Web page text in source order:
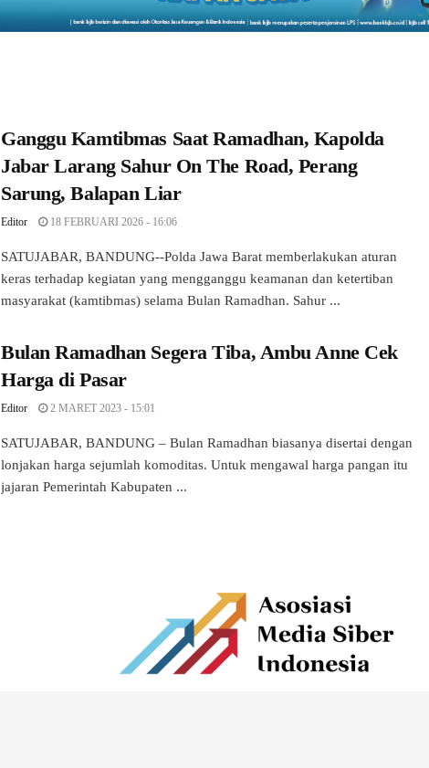
Ganggu Kamtibmas Saat Ramadhan, Kapolda
Jabar Larang Sahur On The Road, Perang
Sarung, Balapan Liar
Editor 18 FEBRUARI 2026 - 16:06
SATUJABAR, BANDUNG--Polda Jawa Barat memberlakukan aturan
keras terhadap kegiatan yang mengganggu keamanan dan ketertiban
masyarakat (kamtibmas) selama Bulan Ramadhan. Sahur ...
Bulan Ramadhan Segera Tiba, Ambu Anne Cek
Harga di Pasar
Editor 2 MARET 2023 - 15:01
SATUJABAR, BANDUNG – Bulan Ramadhan biasanya disertai dengan
lonjakan harga sejumlah komoditas. Untuk mengawal harga pangan itu
jajaran Pemerintah Kabupaten ...